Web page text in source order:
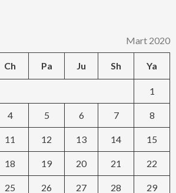
Mart 2020
Ch Pa Ju Sh Ya
1
4 5 6 7 8
11 12 13 14 15
18 19 20 21 22
25 26 27 28 29